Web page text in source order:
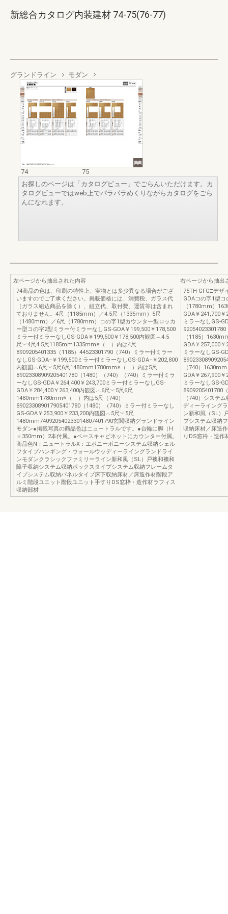
新総合カタログ内装建材 74-75(76-77)
グランドライン モダン
74
75
お探しのページは「カタログビュー」でごらんいただけます。カ
タログビューではweb上でパラパラめくりながらカタログをごら
んになれます。
左ページから抽出された内容
74商品の色は、印刷の特性上、実物とは多少異なる場合がござ
いますのでご了承ください。掲載価格には、消費税、ガラス代
（ガラス組込商品を除く）、組立代、取付費、運賃等は含まれ
ておりません。4尺（1185mm）／4.5尺（1335mm）5尺
（1480mm）／6尺（1780mm）コの字1型カウンター型ロッカ
ー型コの字2型ミラー付ミラーなしGS-GDA￥199,500￥178,500
ミラー付ミラーなしGS-GDA￥199,500￥178,500内観図︵4.5
尺︶4尺4.5尺1185mm1335mm※（ ）内は4尺
8909205401335（1185）44523301790（740）ミラー付ミラー
なしGS-GDA−￥199,500ミラー付ミラーなしGS-GDA−￥202,800
内観図︵6尺︶5尺6尺1480mm1780mm※（ ）内は5尺
89023308909205401780（1480）（740）（740）ミラー付ミラ
ーなしGS-GDA￥264,400￥243,700ミラー付ミラーなしGS-
GDA￥284,400￥263,400内観図︵6尺︶5尺6尺
1480mm1780mm※（ ）内は5尺（740）
890233089017905401780（1480）（740）ミラー付ミラーなし
GS-GDA￥253,900￥233,200内観図︵5尺︶5尺
1480mm740920540233014807401790玄関収納グランドライン
モダン●掲載写真の商品色はニュートラルです。●台輪に脚（H
＝350mm）2本付属。●ベースキャビネットにカウンター付属。
商品色N：ニュートラルX：エボニーボニーシステム収納シェル
フタイプハンギング・ウォールウッディーライングランドライ
ンモダンクラシックファミリーライン新和風（SL）戸襖和襖和
障子収納システム収納ボックスタイプシステム収納フレームタ
イプシステム収納パネルタイプ床下収納床材／床造作材階段ア
ルミ階段ユニット階段ユニット手すりDS窓枠・造作材ラフィス
収納部材
右ページから抽出
75TH-GFG□デザ
GDAコの字1型
（1780mm）
GDA￥241,700
ミラーなしGS-
（1185）
GDA￥257,000
ミラーなしGS-
（740）
GDA￥267,900
ミラーなしGS-
8909205401780
（740）システ
ディーライング
ン新和風（SL）
プシステム収納
収納床材／床造
りDS窓枠・造作